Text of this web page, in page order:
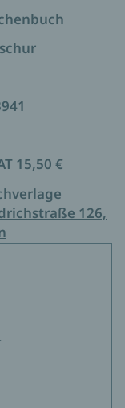
das.«
15,50 €
126,